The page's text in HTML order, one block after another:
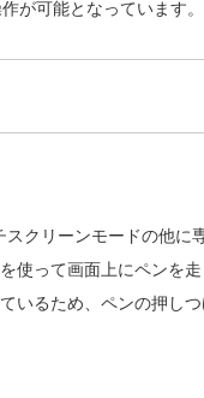
が可能となっています。
クリーンモードの他に
使って画面上にペンを
いるため、ペンの押し